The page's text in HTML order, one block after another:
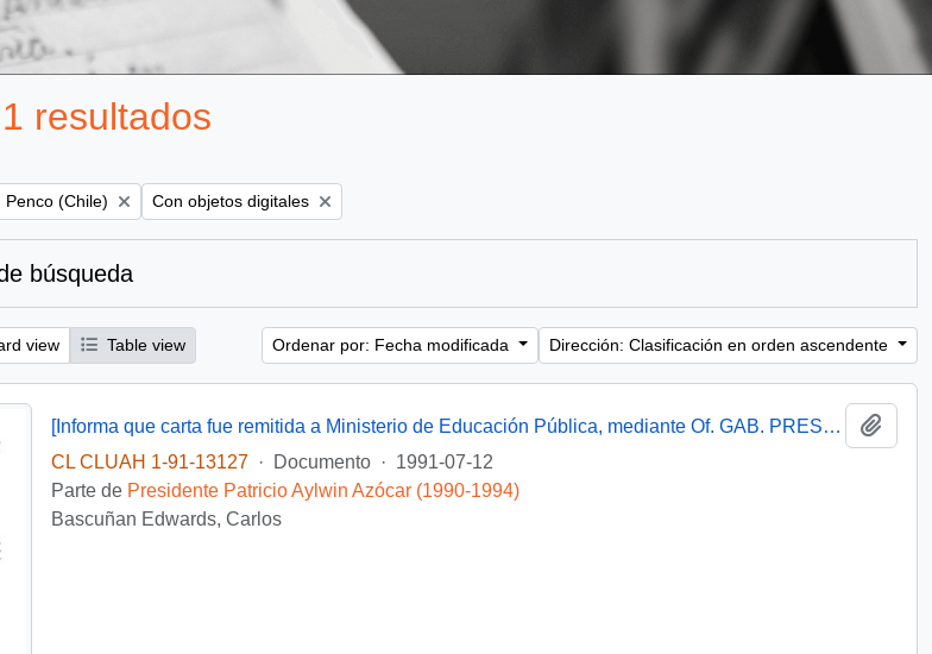
resultados
Remove filter:
Penco (Chile) Remove filter:
Con objetos digitales
búsqueda
view Table view Ordenar por: Fecha modificada Dirección: Clasificación en orden ascendente
[Informa que carta fue remitida a Ministerio de Educación Pública, mediante Of. GAB. PRES. (0) 91/2438]
CL CLUAH 1-91-13127
· Documento · 1991-07-12
Parte de Presidente Patricio Aylwin Azócar (1990-1994)
Bascuñan Edwards, Carlos